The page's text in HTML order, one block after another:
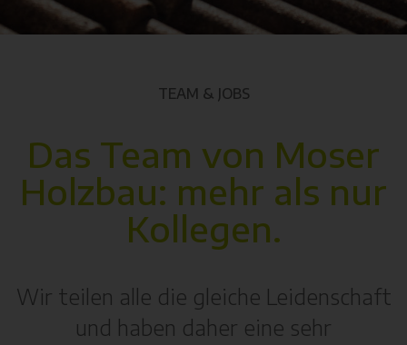
TEAM & JOBS
Das Team von Moser
Holzbau: mehr als nur
Kollegen.
Wir teilen alle die gleiche Leidenschaft
und haben daher eine sehr